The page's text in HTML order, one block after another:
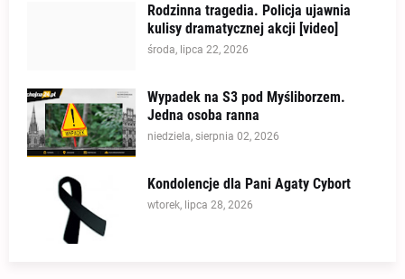
Rodzinna tragedia. Policja ujawnia
kulisy dramatycznej akcji [video]
środa, lipca 22, 2026
Wypadek na S3 pod Myśliborzem.
Jedna osoba ranna
niedziela, sierpnia 02, 2026
Kondolencje dla Pani Agaty Cybort
wtorek, lipca 28, 2026